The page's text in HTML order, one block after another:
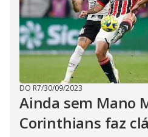
DO R7/30/09/2023
Ainda sem Mano
Corinthians faz